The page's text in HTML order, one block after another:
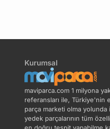
Kurumsal
maviparca.com 1 milyona
referansları ile, Türkiye'nin
parça marketi olma
yedek parçalarının tüm